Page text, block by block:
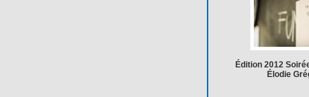
Édition 2012
Élodie